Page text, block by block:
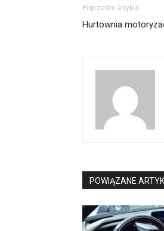
Poprzedni artykuł
Hurtownia
POWIĄZANE